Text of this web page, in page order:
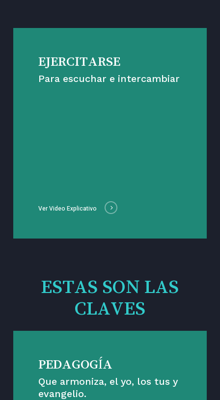
EJERCITARSE
Para escuchar e intercambiar
Ver Video Explicativo
ESTAS SON LAS
CLAVES
PEDAGOGÍA
Que armoniza, el yo, los tus y
evangelio.